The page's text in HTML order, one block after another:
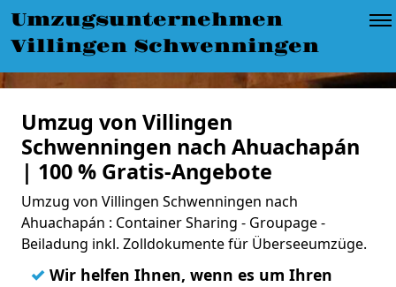
Umzugsunternehmen
Villingen Schwenningen
Umzug von Villingen
Schwenningen nach Ahuachapán
| 100 % Gratis-Angebote
Umzug von Villingen Schwenningen nach
Ahuachapán : Container Sharing - Groupage -
Beiladung inkl. Zolldokumente für Überseeumzüge.
✓ Wir helfen Ihnen, wenn es um Ihren